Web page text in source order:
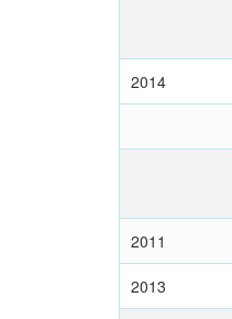
2014
2011
2013